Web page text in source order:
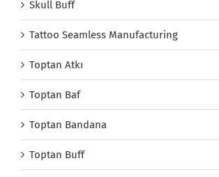
Skull Buff
Tattoo Seamless Manufacturing
Toptan Atkı
Toptan Baf
Toptan Bandana
Toptan Buff